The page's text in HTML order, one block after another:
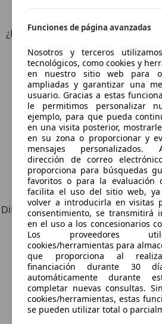
¿Desea ser informado
nuevos para su
Guardar
Explora vehículos
Diferente de tus criterios de
una coincidencia
¿Desea ser
automáticamente
nuevos para su
Funciones de página avanzadas
Nosotros y terceros
tecnológicos, como cookies y
en nuestro sitio web para
ampliadas y garantizar una
usuario. Gracias a estas
le permitimos personalizar
ejemplo, para que pueda
en una visita posterior,
en su zona o proporcionar y
mensajes personalizados.
dirección de correo
proporciona para búsquedas
favoritos o para la evaluación
facilita el uso del sitio web,
volver a introducirla en visitas
consentimiento, se transmitirá
en el uso a los concesionarios
Los proveedores
cookies/herramientas para
que proporciona al
financiación durante 30
automáticamente durante
completar nuevas consultas.
cookies/herramientas, estas
se pueden utilizar total o